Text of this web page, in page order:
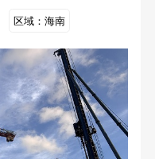
区域： 海南